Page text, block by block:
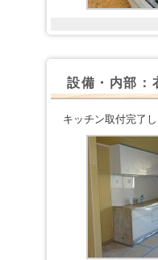
設備・内部：
キッチン取付完了